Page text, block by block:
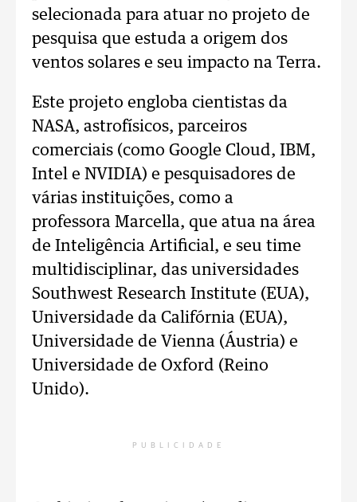
selecionada para atuar no projeto de
pesquisa que estuda a origem dos
ventos solares e seu impacto na Terra.
Este projeto engloba cientistas da
NASA, astrofísicos, parceiros
comerciais (como Google Cloud, IBM,
Intel e NVIDIA) e pesquisadores de
várias instituições, como a
professora Marcella, que atua na área
de Inteligência Artificial, e seu time
multidisciplinar, das universidades
Southwest Research Institute (EUA),
Universidade da Califórnia (EUA),
Universidade de Vienna (Áustria) e
Universidade de Oxford (Reino
Unido).
PUBLICIDADE